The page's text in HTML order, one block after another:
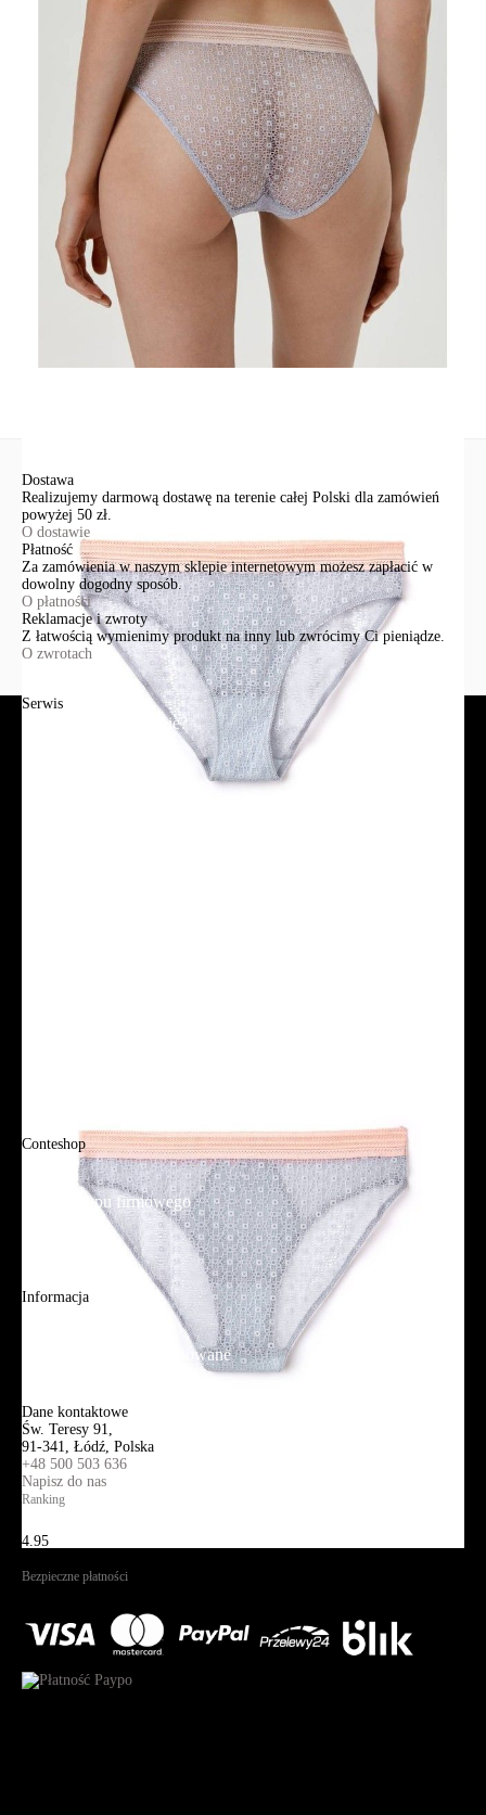
- linia środka talii,
- koronkowy materiał z ażurowym wzorem,
- podszyty przód,
- bawełniany klin,
- wykończony szeroką taśmą w sportowym stylu.
1009020400010876
poliamid 83%; elastan 17%; podszewka klinowa: bawełna 100%
Udostępnij produkt
Podmiot odpowiedzialny
EuroTrade Tex Sp z o.o.
Św. Teresy 91
91-341, Łódź, Polska
+48 500-503-636
info@conteshop.pl
Ten produkt nie ma pytań Możesz zadać pytanie, klikając przycisk
poniżej
Zadaj pytanie
Dostawa
Realizujemy darmową dostawę na terenie całej Polski dla zamówień
powyżej 50 zł.
O dostawie
Płatność
Za zamówienia w naszym sklepie internetowym możesz zapłacić w
dowolny dogodny sposób.
O płatności
Reklamacje i zwroty
Z łatwością wymienimy produkt na inny lub zwrócimy Ci pieniądze.
O zwrotach
Serwis
Jak złożyć zamówienie?
Conteshop
O firmie
Adres sklepu firmowego
Aplikacja mobilna
Informacja
Wyszukiwanie zaawansowane
Dane kontaktowe
Św. Teresy 91,
91-341, Łódź, Polska
+48 500 503 636
Napisz do nas
Ranking
4.95
Bezpieczne płatności